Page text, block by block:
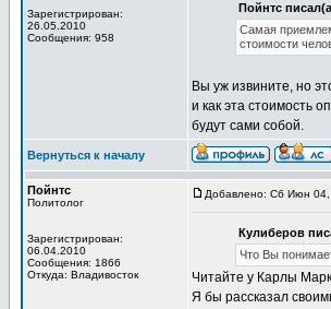
Зарегистрирован:
26.05.2010
Сообщения: 958
Пойнтс
Самая
стоимости
Вы уж извините, но
и как эта стоимость
будут сами собой.
Вернуться к началу
Пойнтс
Политолог
Зарегистрирован:
06.04.2010
Сообщения: 1866
Откуда: Владивосток
Добавлено: Сб Июн 04,
Кулиберов
Что Вы
Читайте у Карлы
Я бы рассказал